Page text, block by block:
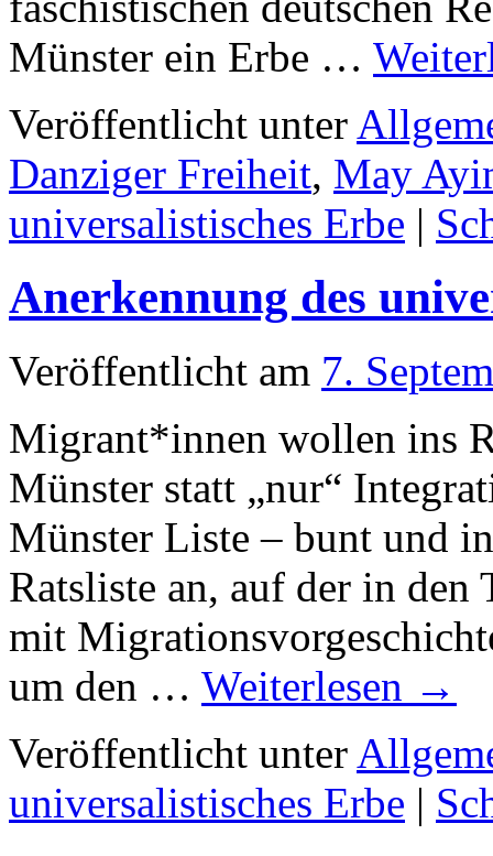
Münster ein Erbe …
Veröffentlicht unter
Danziger Freiheit, May
universalistisches Erbe |
Anerkennung des
Veröffentlicht am 7.
Migrant*innen wollen ins
Münster statt „nur“
Münster Liste – bunt und
Ratsliste an, auf der in
mit
um den … Weiterlesen →
Veröffentlicht unter
universalistisches Erbe |